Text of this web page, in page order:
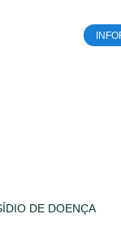
DE DOENÇA